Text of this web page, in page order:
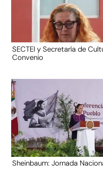
SECTEI y Secretaría de
Convenio
Sheinbaum: Jornada